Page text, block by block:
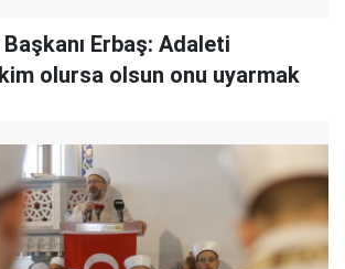
Erbaş: Adaleti
olursa olsun onu uyarmak